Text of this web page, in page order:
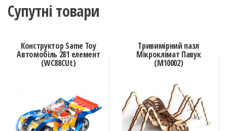
Супутні товари
Конструктор Same Toy
Автомобіль 281 елемент
(WC88CUt)
Тривимірний пазл
Мікроклімат Павук
(М10002)